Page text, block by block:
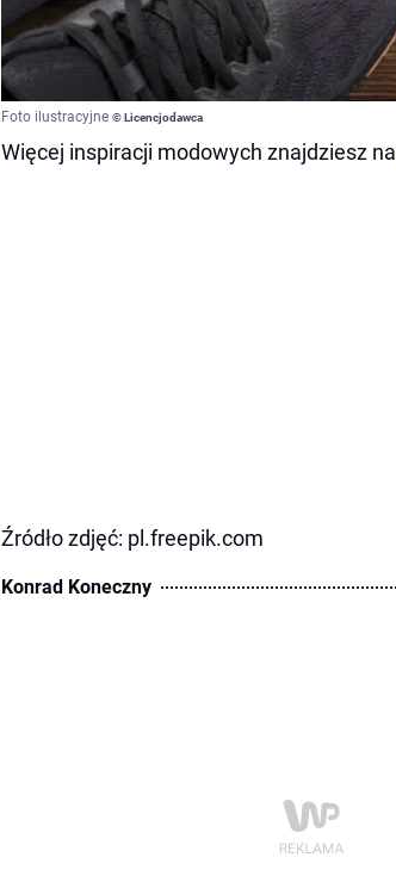
Foto ilustracyjne © Licencjodawca
Więcej inspiracji modowych znajdziesz na
Źródło zdjęć: pl.freepik.com
Konrad Koneczny